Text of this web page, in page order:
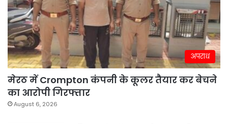
अपराध
मेरठ में Crompton कंपनी के कूलर तैयार कर बेचने
का आरोपी गिरफ्तार
August 6, 2026